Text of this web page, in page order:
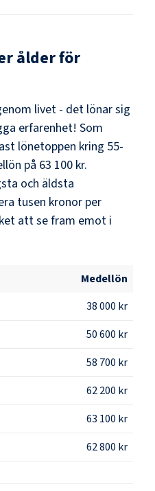
ålder för
livet - det lönar sig
erfarenhet! Som
lönetoppen kring 55-
på 63 100 kr.
och äldsta
tusen kronor per
att se fram emot i
Medellön
38 000 kr
50 600 kr
58 700 kr
62 200 kr
63 100 kr
62 800 kr